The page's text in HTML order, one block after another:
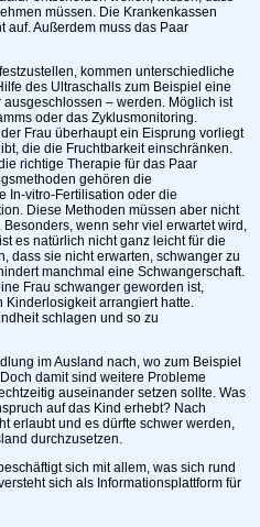
müssen. Die Krankenkassen
auf. Außerdem muss das Paar
kommen unterschiedliche
des Ultraschalls zum Beispiel eine
– werden. Möglich ist
oder das Zyklusmonitoring.
Frau überhaupt ein Eisprung vorliegt
die die Fruchtbarkeit einschränken.
richtige Therapie für das Paar
gehören die
In-vitro-Fertilisation oder die
Diese Methoden müssen aber nicht
wenn sehr viel erwartet wird,
es natürlich nicht ganz leicht für die
dass sie nicht erwarten, schwanger zu
manchmal eine Schwangerschaft.
Frau schwanger geworden ist,
Kinderlosigkeit arrangiert hatte.
schlagen und so zu
im Ausland nach, wo zum Beispiel
damit sind weitere Probleme
auseinander setzen sollte. Was
auf das Kind erhebt? Nach
erlaubt und es dürfte schwer werden,
durchzusetzen.
sich mit allem, was sich rund
sich als Informationsplattform für